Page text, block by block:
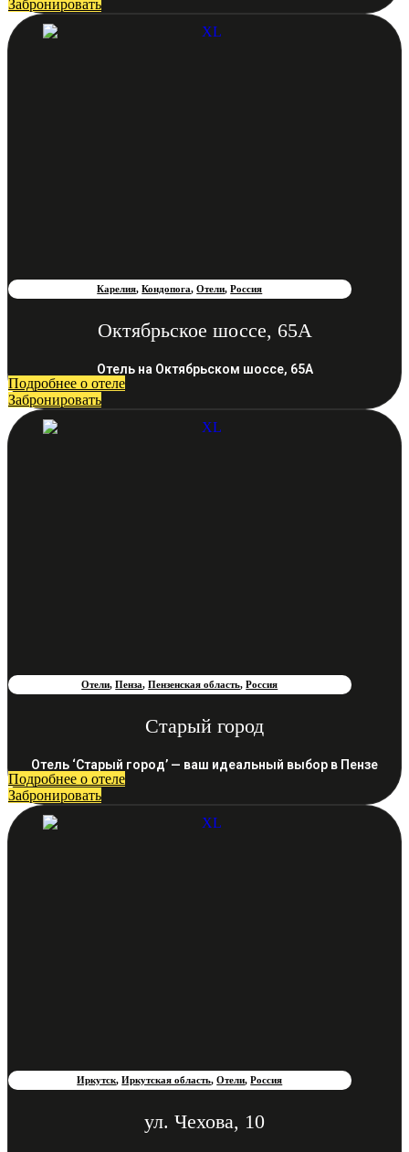
Забронировать
Карелия,Кондопога,Отели,Россия
Октябрьское шоссе, 65А
Отель на Октябрьском шоссе, 65А
Подробнее о отеле
Забронировать
Отели,Пенза,Пензенская область,Россия
Старый город
Отель ‘Старый город’ — ваш идеальный выбор в Пензе
Подробнее о отеле
Забронировать
Иркутск,Иркутская область,Отели,Россия
ул. Чехова, 10